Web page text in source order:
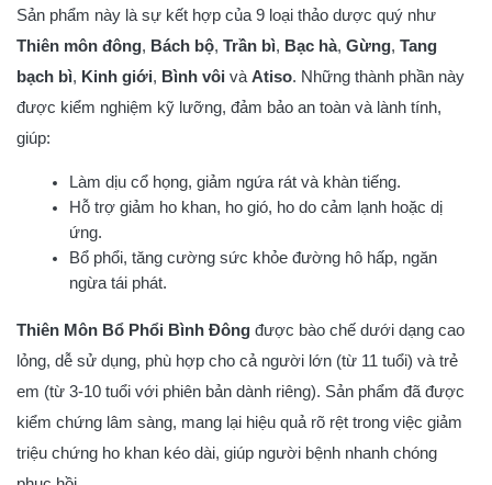
Sản phẩm này là sự kết hợp của 9 loại thảo dược quý như
Thiên môn đông, Bách bộ, Trần bì, Bạc hà, Gừng, Tang
bạch bì, Kinh giới, Bình vôi và Atiso. Những thành phần này
được kiểm nghiệm kỹ lưỡng, đảm bảo an toàn và lành tính,
giúp:
Làm dịu cổ họng, giảm ngứa rát và khàn tiếng.
Hỗ trợ giảm ho khan, ho gió, ho do cảm lạnh hoặc dị
ứng.
Bổ phổi, tăng cường sức khỏe đường hô hấp, ngăn
ngừa tái phát.
Thiên Môn Bổ Phổi Bình Đông được bào chế dưới dạng cao
lỏng, dễ sử dụng, phù hợp cho cả người lớn (từ 11 tuổi) và trẻ
em (từ 3-10 tuổi với phiên bản dành riêng). Sản phẩm đã được
kiểm chứng lâm sàng, mang lại hiệu quả rõ rệt trong việc giảm
triệu chứng ho khan kéo dài, giúp người bệnh nhanh chóng